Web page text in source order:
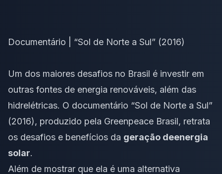
Documentário | “Sol de Norte a Sul” (2016)
Um dos maiores desafios no Brasil é investir em
outras fontes de energia renováveis, além das
hidrelétricas. O documentário “Sol de Norte a Sul”
(2016), produzido pela Greenpeace Brasil, retrata
os desafios e benefícios da geração deenergia
solar.
Além de mostrar que ela é uma alternativa